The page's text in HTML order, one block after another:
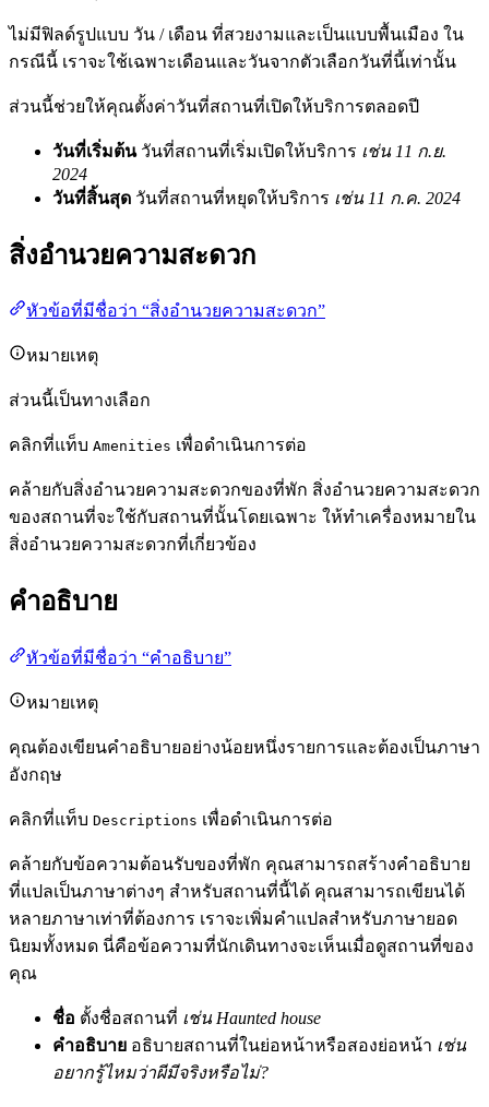
ไม่มีฟิลด์รูปแบบ วัน / เดือน ที่สวยงามและเป็นแบบพื้นเมือง ใน
กรณีนี้ เราจะใช้เฉพาะเดือนและวันจากตัวเลือกวันที่นี้เท่านั้น
ส่วนนี้ช่วยให้คุณตั้งค่าวันที่สถานที่เปิดให้บริการตลอดปี
วันที่เริ่มต้นวันที่สถานที่เริ่มเปิดให้บริการ เช่น 11 ก.ย.
2024
วันที่สิ้นสุด วันที่สถานที่หยุดให้บริการ เช่น 11 ก.ค. 2024
สิ่งอำนวยความสะดวก
หัวข้อที่มีชื่อว่า “สิ่งอำนวยความสะดวก”
หมายเหตุ
ส่วนนี้เป็นทางเลือก
คลิกที่แท็บ Amenities เพื่อดำเนินการต่อ
คล้ายกับสิ่งอำนวยความสะดวกของที่พัก สิ่งอำนวยความสะดวก
ของสถานที่จะใช้กับสถานที่นั้นโดยเฉพาะ ให้ทำเครื่องหมายใน
สิ่งอำนวยความสะดวกที่เกี่ยวข้อง
คำอธิบาย
หัวข้อที่มีชื่อว่า “คำอธิบาย”
หมายเหตุ
คุณต้องเขียนคำอธิบายอย่างน้อยหนึ่งรายการและต้องเป็นภาษา
อังกฤษ
คลิกที่แท็บ Descriptions เพื่อดำเนินการต่อ
คล้ายกับข้อความต้อนรับของที่พัก คุณสามารถสร้างคำอธิบาย
ที่แปลเป็นภาษาต่างๆ สำหรับสถานที่นี้ได้ คุณสามารถเขียนได้
หลายภาษาเท่าที่ต้องการ เราจะเพิ่มคำแปลสำหรับภาษายอด
นิยมทั้งหมด นี่คือข้อความที่นักเดินทางจะเห็นเมื่อดูสถานที่ของ
คุณ
ชื่อ ตั้งชื่อสถานที่ เช่น Haunted house
คำอธิบาย อธิบายสถานที่ในย่อหน้าหรือสองย่อหน้า เช่น
อยากรู้ไหมว่าผีมีจริงหรือไม่?